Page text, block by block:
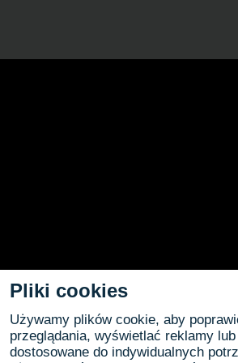
Pliki cookies
Używamy plików cookie, aby
przeglądania, wyświetlać reklamy
dostosowane do indywidualnych